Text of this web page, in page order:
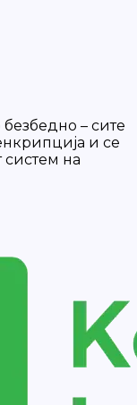
– сите
и се
систем на